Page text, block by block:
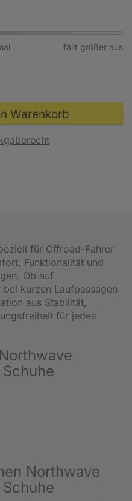
fällt größer aus
Warenkorb
für Offroad-Fahrer
Funktionalität und
Ob auf
bei kurzen Laufpassagen
aus Stabilität,
für jedes
Northwave